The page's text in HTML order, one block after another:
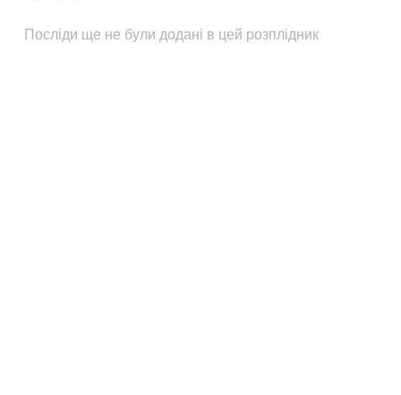
Посліди ще не були додані в цей розплідник